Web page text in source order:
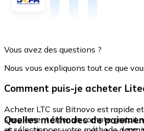
Vous avez des questions ?
Nous vous expliquons tout ce que
Comment puis-je acheter
Acheter LTC sur Bitnovo est rapide
simplement créer un compte gratuit,
Quelles méthodes de